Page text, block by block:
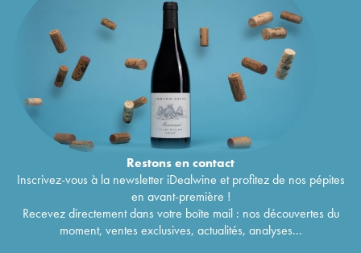
Restons encontact
Inscrivez-vous à la newsletter iDealwine et profitez de nos pépites
en avant-première !
Recevez directement dans votre boîte mail : nos découvertes du
moment, ventes exclusives, actualités, analyses...